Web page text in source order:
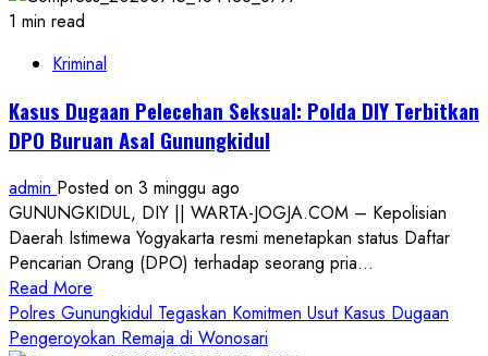
1 min read
Kriminal
Kasus Dugaan Pelecehan Seksual: Polda DIY Terbitkan
DPO Buruan Asal Gunungkidul
admin Posted on 3 minggu ago
GUNUNGKIDUL, DIY || WARTA-JOGJA.COM – Kepolisian
Daerah Istimewa Yogyakarta resmi menetapkan status Daftar
Pencarian Orang (DPO) terhadap seorang pria...
Read More
more
about
Polres Gunungkidul Tegaskan Komitmen Usut Kasus Dugaan
Pengeroyokan Remaja di Wonosari